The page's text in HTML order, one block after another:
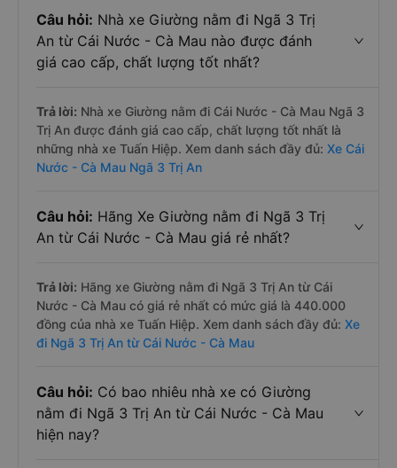
Câu hỏi: Nhà xe Giường nằm đi Ngã 3 Trị
An từ Cái Nước - Cà Mau nào được đánh
giá cao cấp, chất lượng tốt nhất?
Trả lời: Nhà xe Giường nằm đi Cái Nước - Cà Mau Ngã 3
Trị An được đánh giá cao cấp, chất lượng tốt nhất là
những nhà xe Tuấn Hiệp. Xem danh sách đầy đủ: Xe Cái
Nước - Cà Mau Ngã 3 Trị An
Câu hỏi: Hãng Xe Giường nằm đi Ngã 3 Trị
An từ Cái Nước - Cà Mau giá rẻ nhất?
Trả lời: Hãng xe Giường nằm đi Ngã 3 Trị An từ Cái
Nước - Cà Mau có giá rẻ nhất có mức giá là 440.000
đồng của nhà xe Tuấn Hiệp. Xem danh sách đầy đủ: Xe
đi Ngã 3 Trị An từ Cái Nước - Cà Mau
Câu hỏi: Có bao nhiêu nhà xe có Giường
nằm đi Ngã 3 Trị An từ Cái Nước - Cà Mau
hiện nay?